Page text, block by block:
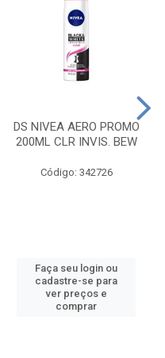
DS NIVEA AERO PROMO
200ML CLR INVIS. BEW
Código: 342726
Faça seu login ou
cadastre-se para
ver preços e
comprar